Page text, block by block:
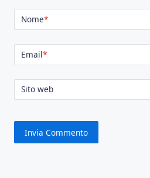
Nome*
Email*
Sito web